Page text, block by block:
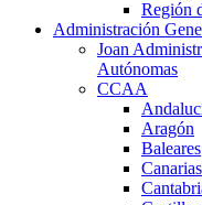
Región
Administración
Joan
Autónomas
CCAA
Aragón
Baleares
Canarias